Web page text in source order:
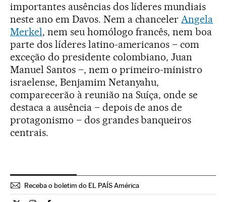
importantes ausências dos líderes mundiais
neste ano em Davos. Nem a chancelerAngela
Merkel, nem seu homólogo francês, nem boa
parte dos líderes latino-americanos – com
exceção do presidente colombiano, Juan
Manuel Santos –, nem o primeiro-ministro
israelense, Benjamim Netanyahu,
comparecerão à reunião na Suíça, onde se
destaca a ausência – depois de anos de
protagonismo – dos grandes banqueiros
centrais.
Receba o boletim do EL PAÍS América